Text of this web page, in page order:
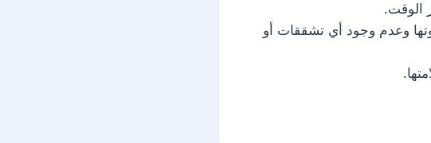
الوقت.
وعدم وجود أي تشققات أو